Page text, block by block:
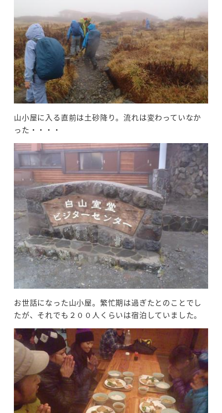
山小屋に入る直前は土砂降り。流れは変わっていなか
った・・・・
お世話になった山小屋。繁忙期は過ぎたとのことでし
たが、それでも２００人くらいは宿泊していました。